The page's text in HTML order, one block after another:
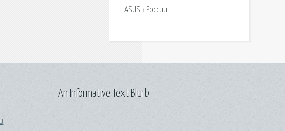
ASUS в России.
An Informative Text Blurb